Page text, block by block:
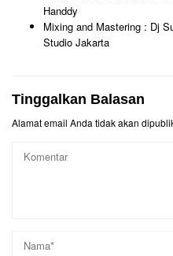
Handdy
Mixing and Mastering : Dj
Studio Jakarta
Tinggalkan Balasan
Alamat email Anda tidak akan